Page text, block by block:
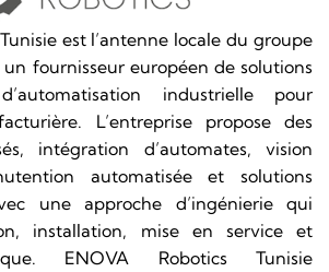
est l’antenne locale du groupe
un fournisseur européen de solutions
industrielle pour
L’entreprise propose des
intégration d’automates, vision
automatisée et solutions
une approche d’ingénierie qui
installation, mise en service et
ENOVA Robotics Tunisie